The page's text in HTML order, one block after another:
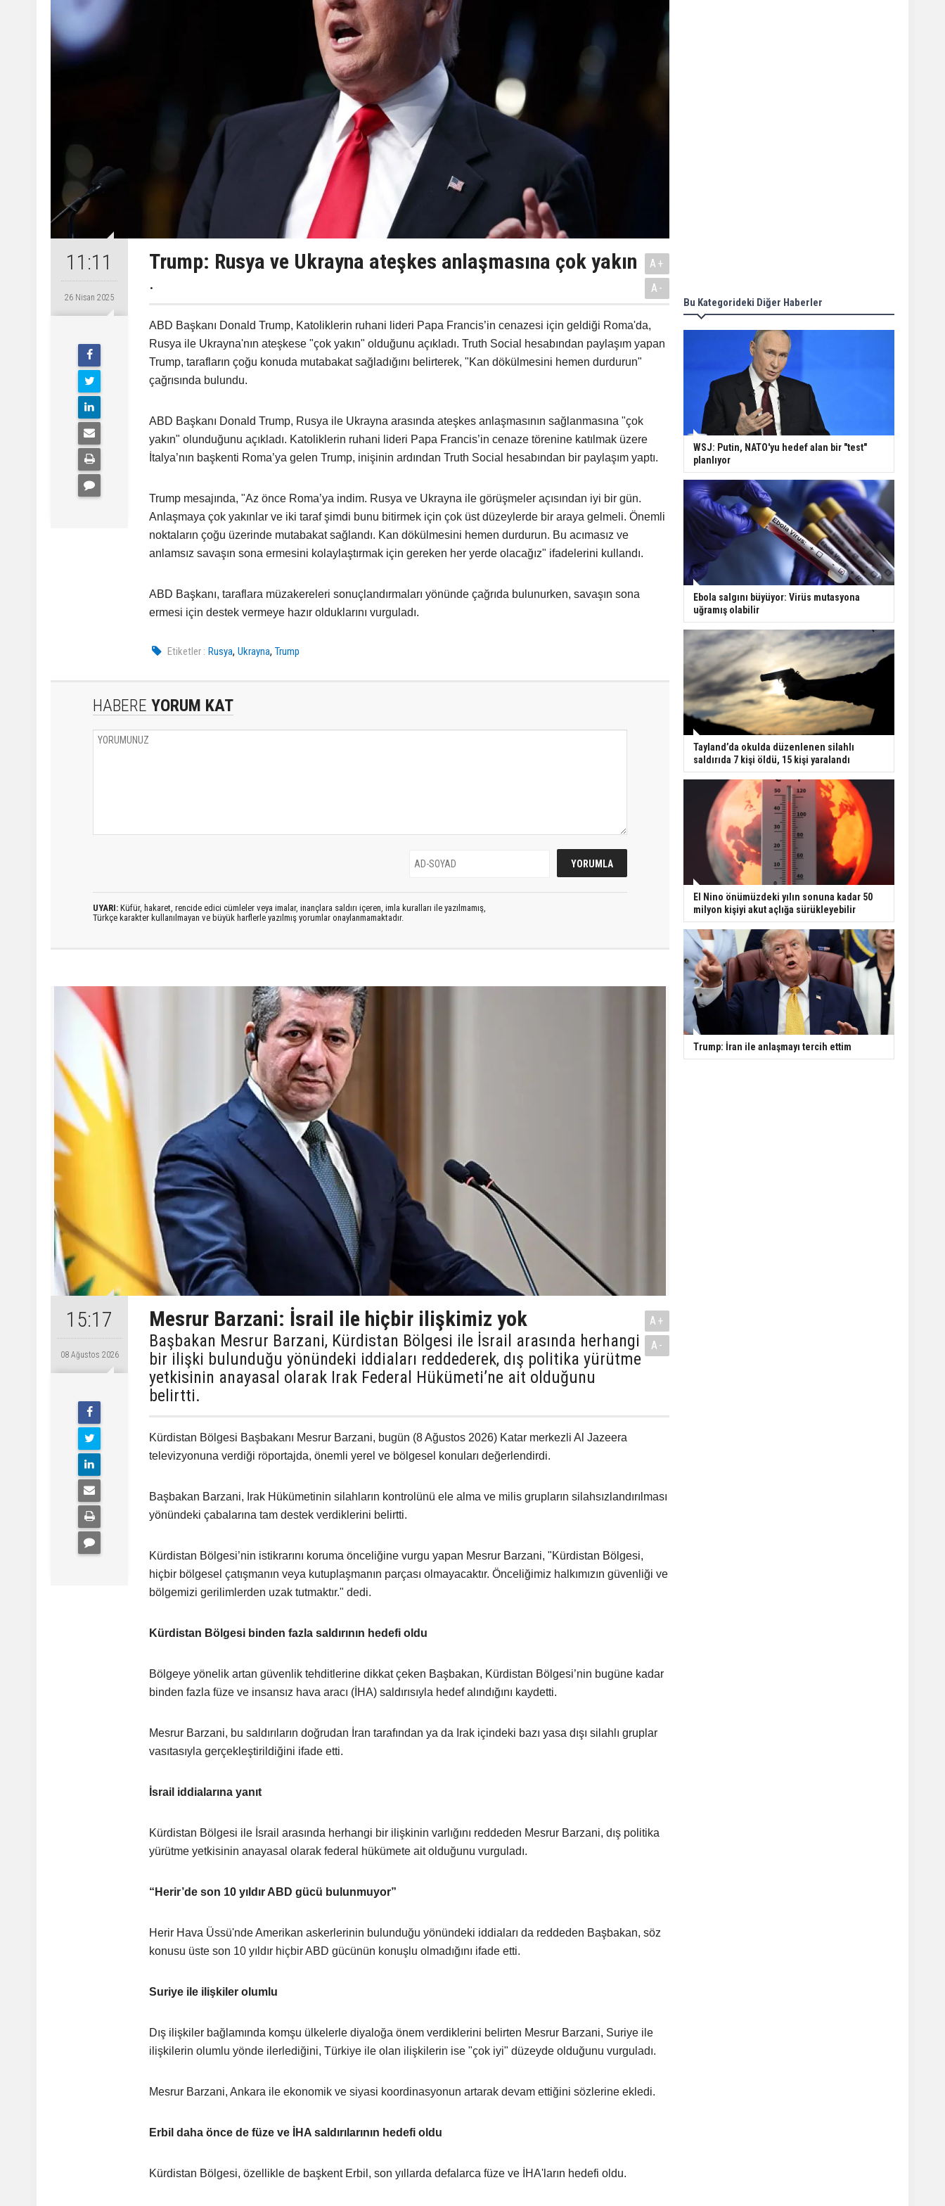
11:11
26 Nisan 2025
Trump: Rusya ve Ukrayna ateşkes anlaşmasına çok yakın
.
A+
A-
ABD Başkanı Donald Trump, Katoliklerin ruhani lideri Papa Francis’in cenazesi için geldiği Roma'da,
Rusya ile Ukrayna'nın ateşkese "çok yakın" olduğunu açıkladı. Truth Social hesabından paylaşım yapan
Trump, tarafların çoğu konuda mutabakat sağladığını belirterek, "Kan dökülmesini hemen durdurun"
çağrısında bulundu.
ABD Başkanı Donald Trump, Rusya ile Ukrayna arasında ateşkes anlaşmasının sağlanmasına "çok
yakın" olunduğunu açıkladı. Katoliklerin ruhani lideri Papa Francis’in cenaze törenine katılmak üzere
İtalya’nın başkenti Roma’ya gelen Trump, inişinin ardından Truth Social hesabından bir paylaşım yaptı.
Trump mesajında, "Az önce Roma’ya indim. Rusya ve Ukrayna ile görüşmeler açısından iyi bir gün.
Anlaşmaya çok yakınlar ve iki taraf şimdi bunu bitirmek için çok üst düzeylerde bir araya gelmeli. Önemli
noktaların çoğu üzerinde mutabakat sağlandı. Kan dökülmesini hemen durdurun. Bu acımasız ve
anlamsız savaşın sona ermesini kolaylaştırmak için gereken her yerde olacağız" ifadelerini kullandı.
ABD Başkanı, taraflara müzakereleri sonuçlandırmaları yönünde çağrıda bulunurken, savaşın sona
ermesi için destek vermeye hazır olduklarını vurguladı.
Etiketler : Rusya,Ukrayna,Trump
HABERE YORUM KAT
UYARI: Küfür, hakaret, rencide edici cümleler veya imalar, inançlara saldırı içeren, imla kuralları ile yazılmamış,
Türkçe karakter kullanılmayan ve büyük harflerle yazılmış yorumlar onaylanmamaktadır.
15:17
08 Ağustos 2026
Mesrur Barzani: İsrail ile hiçbir ilişkimiz yok
Başbakan Mesrur Barzani, Kürdistan Bölgesi ile İsrail arasında herhangi
bir ilişki bulunduğu yönündeki iddiaları reddederek, dış politika yürütme
yetkisinin anayasal olarak Irak Federal Hükümeti’ne ait olduğunu
belirtti.
A+
A-
Kürdistan Bölgesi Başbakanı Mesrur Barzani, bugün (8 Ağustos 2026) Katar merkezli Al Jazeera
televizyonuna verdiği röportajda, önemli yerel ve bölgesel konuları değerlendirdi.
Başbakan Barzani, Irak Hükümetinin silahların kontrolünü ele alma ve milis grupların silahsızlandırılması
yönündeki çabalarına tam destek verdiklerini belirtti.
Kürdistan Bölgesi’nin istikrarını koruma önceliğine vurgu yapan Mesrur Barzani, "Kürdistan Bölgesi,
hiçbir bölgesel çatışmanın veya kutuplaşmanın parçası olmayacaktır. Önceliğimiz halkımızın güvenliği ve
bölgemizi gerilimlerden uzak tutmaktır." dedi.
Kürdistan Bölgesi binden fazla saldırının hedefi oldu
Bölgeye yönelik artan güvenlik tehditlerine dikkat çeken Başbakan, Kürdistan Bölgesi’nin bugüne kadar
binden fazla füze ve insansız hava aracı (İHA) saldırısıyla hedef alındığını kaydetti.
Mesrur Barzani, bu saldırıların doğrudan İran tarafından ya da Irak içindeki bazı yasa dışı silahlı gruplar
vasıtasıyla gerçekleştirildiğini ifade etti.
İsrail iddialarına yanıt
Kürdistan Bölgesi ile İsrail arasında herhangi bir ilişkinin varlığını reddeden Mesrur Barzani, dış politika
yürütme yetkisinin anayasal olarak federal hükümete ait olduğunu vurguladı.
“Herir’de son 10 yıldır ABD gücü bulunmuyor”
Herir Hava Üssü'nde Amerikan askerlerinin bulunduğu yönündeki iddiaları da reddeden Başbakan, söz
konusu üste son 10 yıldır hiçbir ABD gücünün konuşlu olmadığını ifade etti.
Suriye ile ilişkiler olumlu
Dış ilişkiler bağlamında komşu ülkelerle diyaloğa önem verdiklerini belirten Mesrur Barzani, Suriye ile
ilişkilerin olumlu yönde ilerlediğini, Türkiye ile olan ilişkilerin ise "çok iyi" düzeyde olduğunu vurguladı.
Mesrur Barzani, Ankara ile ekonomik ve siyasi koordinasyonun artarak devam ettiğini sözlerine ekledi.
Erbil daha önce de füze ve İHA saldırılarının hedefi oldu
Kürdistan Bölgesi, özellikle de başkent Erbil, son yıllarda defalarca füze ve İHA'ların hedefi oldu.
Bu Kategorideki Diğer Haberler
WSJ: Putin, NATO'yu hedef alan bir "test"
planlıyor
Ebola salgını büyüyor: Virüs mutasyona
uğramış olabilir
Tayland’da okulda düzenlenen silahlı
saldırıda 7 kişi öldü, 15 kişi yaralandı
El Nino önümüzdeki yılın sonuna kadar 50
milyon kişiyi akut açlığa sürükleyebilir
Trump: İran ile anlaşmayı tercih ettim